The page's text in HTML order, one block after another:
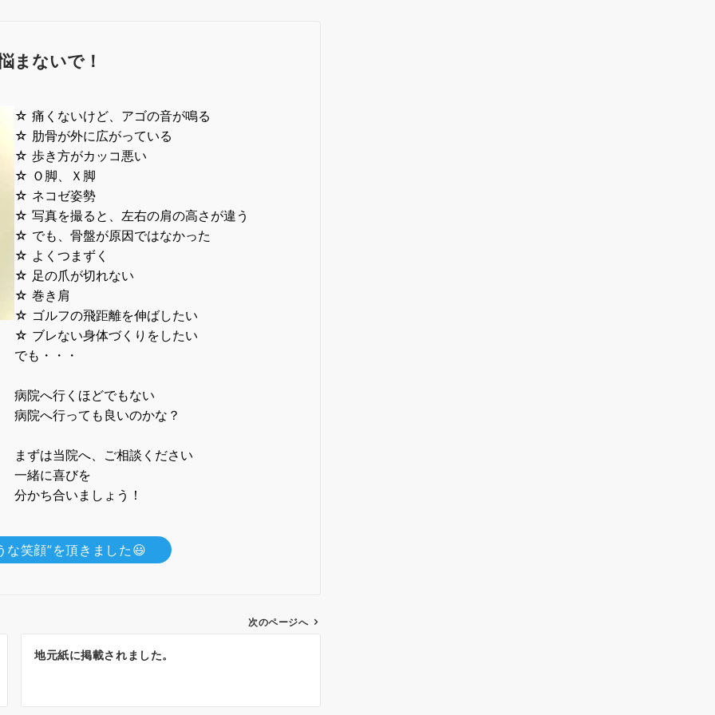
まないで！
☆ 痛くないけど、アゴの音が鳴る
☆ 肋骨が外に広がっている
☆ 歩き方がカッコ悪い
☆ Ｏ脚、Ｘ脚
☆ ネコゼ姿勢
☆ 写真を撮ると、左右の肩の高さが違う
☆ でも、骨盤が原因ではなかった
☆ よくつまずく
☆ 足の爪が切れない
☆ 巻き肩
☆ ゴルフの飛距離を伸ばしたい
☆ ブレない身体づくりをしたい
でも・・・
病院へ行くほどでもない
病院へ行っても良いのかな？
まずは当院へ、ご相談ください
一緒に喜びを
分かち合いましょう！
な笑顔”を頂きました😃
次のページへ
地元紙に掲載されました。